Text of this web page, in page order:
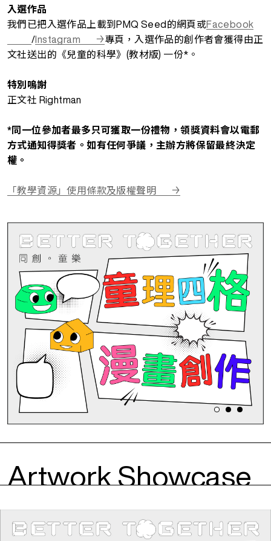
入選作品
我們已把入選作品上載到PMQ Seed的網頁或Facebook
/ Instagram
專頁，入選作品的創作者會獲得由正
文社送出的《兒童的科學》(教材版) 一份*。
特別嗚謝
正文社 Rightman
*同一位參加者最多只可獲取一份禮物，領獎資料會以電郵
方式通知得獎者。如有任何爭議，主辦方將保留最終決定
權。
「教學資源」使用條款及版權聲明
Artwork Showcase